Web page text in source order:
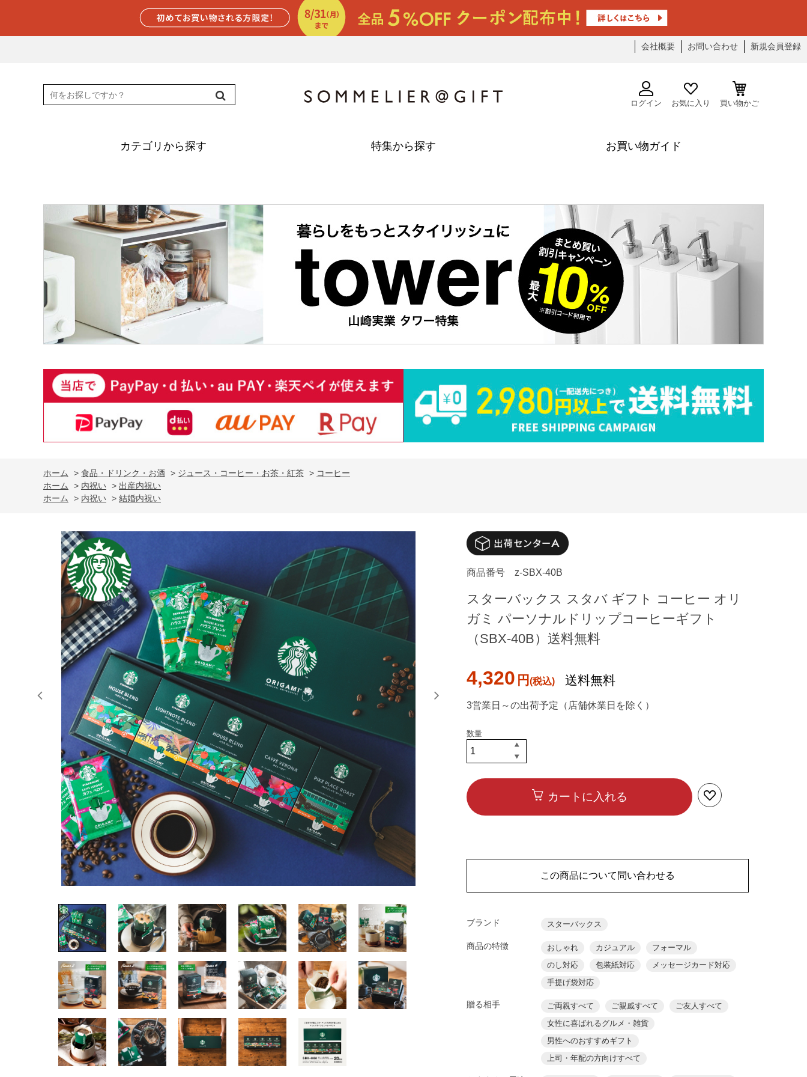
会社概要 お問い合わせ 新規会員登録
ログイン お気に入り 買い物かご
カテゴリから探す 特集から探す お買い物ガイド
ホーム > 食品・ドリンク・お酒 > ジュース・コーヒー・お茶・紅茶 > コーヒー
ホーム
> 内祝い > 出産内祝い
ホーム
> 内祝い > 結婚内祝い
商品番号 z-SBX-40B
スターバックス スタバ ギフト コーヒー オリ
ガミ パーソナルドリップコーヒーギフト
（SBX-40B）送料無料
4,320 円 送料無料
3営業日～の出荷予定（店舗休業日を除く）
カートに入れる
この商品について問い合わせる
ブランド スターバックス
商品の特徴 おしゃれ カジュアル
フォーマル
のし対応
包装紙対応
メッセージカード対応
手提げ袋対応
贈る相手 ご両親すべて ご親戚すべて
ご友人すべて
女性に喜ばれるグルメ・雑貨
男性へのおすすめギフト
上司・年配の方向けすべて